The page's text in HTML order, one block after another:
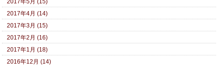
2017年5月 (15)
2017年4月 (14)
2017年3月 (15)
2017年2月 (16)
2017年1月 (18)
2016年12月 (14)